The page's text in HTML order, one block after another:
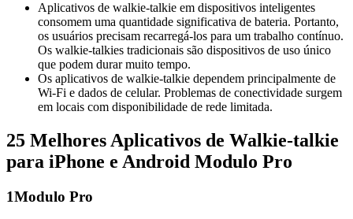
Aplicativos de walkie-talkie em dispositivos inteligentes
consomem uma quantidade significativa de bateria. Portanto,
os usuários precisam recarregá-los para um trabalho contínuo.
Os walkie-talkies tradicionais são dispositivos de uso único
que podem durar muito tempo.
Os aplicativos de walkie-talkie dependem principalmente de
Wi-Fi e dados de celular. Problemas de conectividade surgem
em locais com disponibilidade de rede limitada.
25 Melhores Aplicativos de Walkie-talkie
para iPhone e Android Modulo Pro
1Modulo Pro